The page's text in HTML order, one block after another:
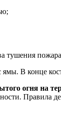
тушения
В конце
огня на
Правила